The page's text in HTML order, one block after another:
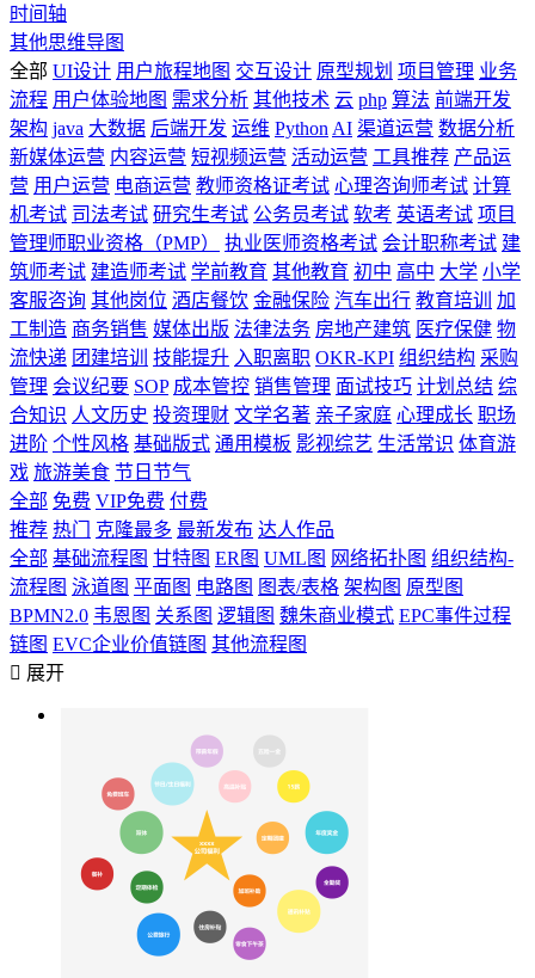
时间轴
其他思维导图
全部 UI设计 用户旅程地图 交互设计 原型规划 项目管理 业务
流程 用户体验地图 需求分析 其他技术 云 php 算法 前端开发
架构 java 大数据 后端开发 运维 Python AI 渠道运营 数据分析
新媒体运营 内容运营 短视频运营 活动运营 工具推荐 产品运
营 用户运营 电商运营 教师资格证考试 心理咨询师考试 计算
机考试 司法考试 研究生考试 公务员考试 软考 英语考试 项目
管理师职业资格（PMP）
执业医师资格考试 会计职称考试 建
筑师考试 建造师考试 学前教育 其他教育 初中 高中 大学 小学
客服咨询 其他岗位 酒店餐饮 金融保险 汽车出行 教育培训
加
工制造 商务销售 媒体出版 法律法务 房地产建筑 医疗保健 物
流快递 团建培训 技能提升 入职离职 OKR-KPI 组织结构 采购
管理 会议纪要 SOP 成本管控 销售管理 面试技巧 计划总结 综
合知识 人文历史 投资理财 文学名著 亲子家庭 心理成长 职场
进阶 个性风格 基础版式 通用模板 影视综艺 生活常识 体育游
戏 旅游美食 节日节气
全部 免费 VIP免费 付费
推荐 热门 克隆最多 最新发布 达人作品
全部 基础流程图 甘特图 ER图 UML图 网络拓扑图 组织结构-
流程图 泳道图 平面图 电路图 图表/表格 架构图 原型图
BPMN2.0 韦恩图 关系图 逻辑图 魏朱商业模式 EPC事件过程
链图 EVC企业价值链图 其他流程图
 展开